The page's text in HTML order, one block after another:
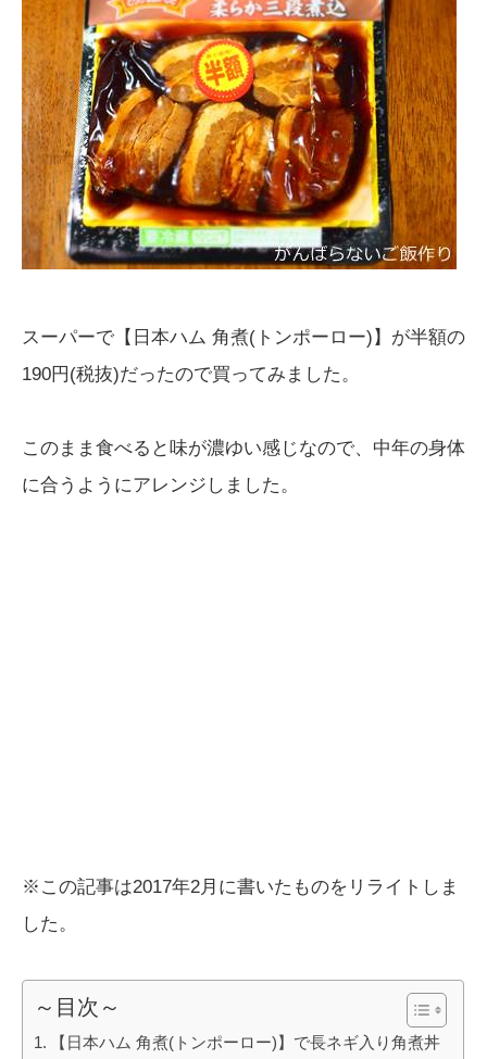
スーパーで【日本ハム 角煮(トンポーロー)】が半額の
190円(税抜)だったので買ってみました。
このまま食べると味が濃ゆい感じなので、中年の身体
に合うようにアレンジしました。
※この記事は2017年2月に書いたものをリライトしま
した。
～目次～
【日本ハム 角煮(トンポーロー)】で長ネギ入り角煮丼